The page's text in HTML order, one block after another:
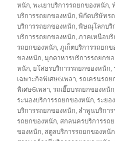
หนัก,พะเยาบริการรถยกของหนัก,
บริการรถยกของหนัก,พิกัดบริษัทรถ
บริการรถยกของหนัก,พิษณุโลกบริ
บริการรถยกของหนัก,ภาคเหนือบ
รถยกของหนัก,ภูเก็ตบริการรถยก
ของหนัก,มุกดาหารบริการรถยกข
หนัก, ยโสธรบริการรถยกของหนัก,
เฉพาะกิจพิเศษ6เพลา,รถเครนรถ
พิเศษ6เพลา,รถเฮี๊ยบรถยกของหนัก
ระนองบริการรถยกของหนัก,ระยอ
บริการรถยกของหนัก, ลำพูนบริกา
รถยกของหนัก, สกลนครบริการรถ
ของหนัก, สตูลบริการรถยกของหนัก